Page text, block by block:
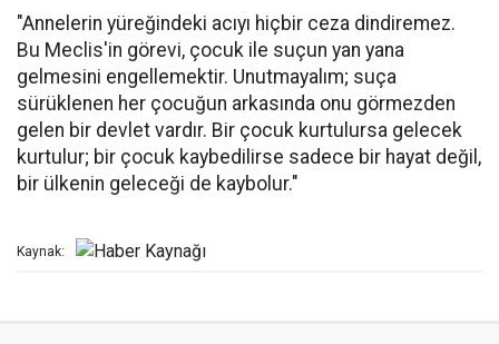
"Annelerin yüreğindeki acıyı hiçbir ceza dindiremez.
Bu Meclis'in görevi, çocuk ile suçun yan yana
gelmesini engellemektir. Unutmayalım; suça
sürüklenen her çocuğun arkasında onu görmezden
gelen bir devlet vardır. Bir çocuk kurtulursa gelecek
kurtulur; bir çocuk kaybedilirse sadece bir hayat değil,
bir ülkenin geleceği de kaybolur."
Kaynak: